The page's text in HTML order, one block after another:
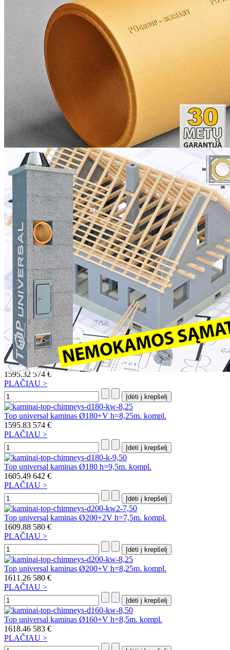
YPATINGAI GEROS
KAMINŲ KAINOS!
Individualūs pasiūlymai
kiekvienam klientui.
Gaukite kainos pasiūlymą
dabar!
NEMOKAMOS SĄMATOS
Top universal kaminas Ø180 h=9,25m. kompl.
626 €
PLAČIAU >
Top universal kaminas Ø160+V h=8,25m. kompl.
1573.34 566 €
PLAČIAU >
Top universal kaminas Ø160+2V h=7,5m. kompl.
1573.35 566 €
PLAČIAU >
Top universal kaminas Ø160 h=9,5m. kompl.
1581.97 633 €
PLAČIAU >
Top universal kaminas Ø200 h=9,25m. kompl.
1582.95 633 €
PLAČIAU >
Top universal kaminas Ø180+2V h=7,5m. kompl.
1595.32 574 €
PLAČIAU >
Top universal kaminas Ø180+V h=8,25m. kompl.
1595.83 574 €
PLAČIAU >
Top universal kaminas Ø180 h=9,5m. kompl.
1605.49 642 €
PLAČIAU >
Top universal kaminas Ø200+2V h=7,5m. kompl.
1609.88 580 €
PLAČIAU >
Top universal kaminas Ø200+V h=8,25m. kompl.
1611.26 580 €
PLAČIAU >
Top universal kaminas Ø160+V h=8,5m. kompl.
1618.46 583 €
PLAČIAU >